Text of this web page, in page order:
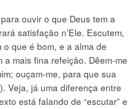
ouvir o que Deus tem a
satisfação n’Ele. Escutem,
que é bom, e a alma de
mais fina refeição. Dêem-me
ouçam-me, para que sua
Veja, já uma diferença entre
está falando de “escutar” e